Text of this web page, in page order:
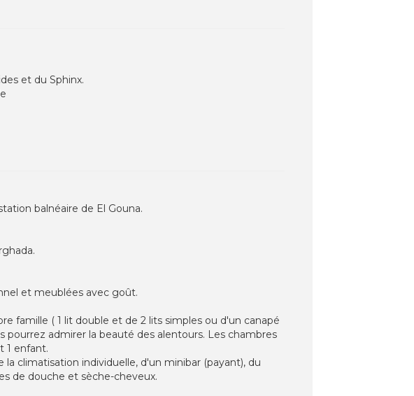
et du Sphinx.
balnéaire de El Gouna.
et meublées avec goût.
famille ( 1 lit double et de 2 lits simples ou d'un canapé
admirer la beauté des alentours. Les chambres
1 enfant.
climatisation individuelle, d'un minibar (payant), du
de douche et sèche-cheveux.